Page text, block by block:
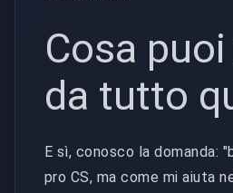
Cosa
da tutto
E sì, conosco la domanda:
pro CS, ma come mi aiuta